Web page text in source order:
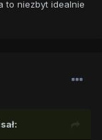
to niezbyt idealnie